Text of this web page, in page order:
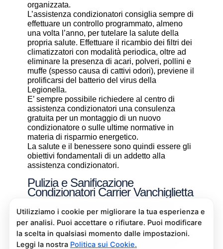
organizzata.
L’assistenza condizionatori consiglia sempre di
effettuare un controllo programmato, almeno
una volta l’anno, per tutelare la salute della
propria salute. Effettuare il ricambio dei filtri dei
climatizzatori con modalità periodica, oltre ad
eliminare la presenza di acari, polveri, pollini e
muffe (spesso causa di cattivi odori), previene il
prolificarsi del batterio del virus della
Legionella.
E’ sempre possibile richiedere al centro di
assistenza condizionatori una consulenza
gratuita per un montaggio di un nuovo
condizionatore o sulle ultime normative in
materia di risparmio energetico.
La salute e il benessere sono quindi essere gli
obiettivi fondamentali di un addetto alla
assistenza condizionatori.
Pulizia e Sanificazione
Condizionatori Carrier Vanchiglietta
un’operazione che deve essere fatta con
attenzione e con i giusti prodotti per non
rischiare danni al condizionatore e alla salute di
chi vive nell’ambiente climatizzato. Se non